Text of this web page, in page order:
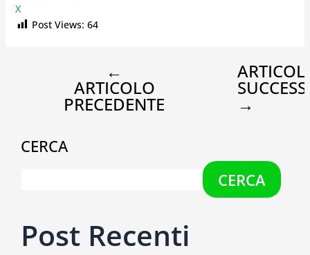
X
Post Views: 64
←
ARTICOLO
PRECEDENTE →
CERCA
CERCA
Post Recenti